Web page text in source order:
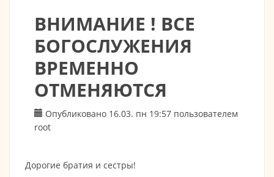
ВНИМАНИЕ ! ВСЕ
БОГОСЛУЖЕНИЯ
ВРЕМЕННО
ОТМЕНЯЮТСЯ
Опубликовано 16.03. пн 19:57 пользователем
root
Дорогие братия и сестры!